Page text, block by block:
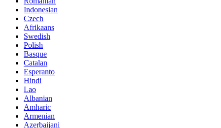
Indonesian
Czech
Afrikaans
Swedish
Polish
Basque
Catalan
Esperanto
Hindi
Lao
Albanian
Amharic
Armenian
Azerbaijani